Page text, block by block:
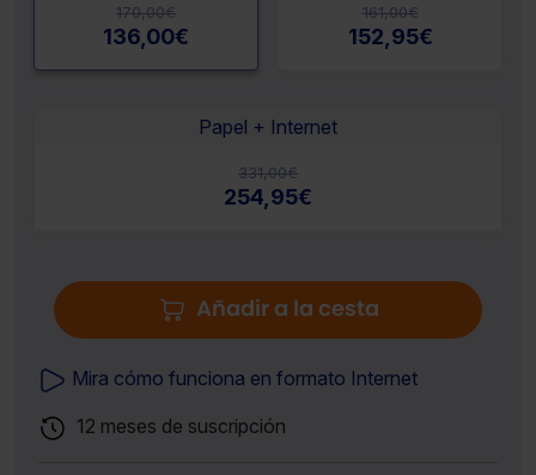
170,00€
136,00€
161,00€
152,95€
Papel + Internet
331,00€
254,95€
Añadir a la cesta
Mira cómo funciona en formato Internet
12 meses de suscripción